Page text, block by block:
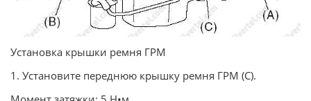
Установка крышки ремня ГРМ
1. Установите переднюю крышку ремня ГРМ (С).